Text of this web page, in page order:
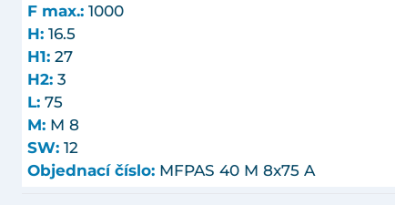
F max.: 1000
H: 16.5
H1: 27
H2: 3
L: 75
M: M 8
SW: 12
Objednací číslo: MFPAS 40 M 8x75 A